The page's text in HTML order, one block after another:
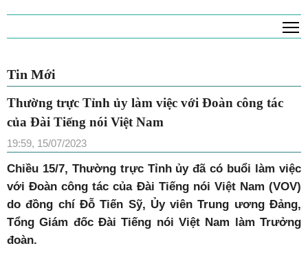
Tin Mới
Thường trực Tỉnh ủy làm việc với Đoàn công tác
của Đài Tiếng nói Việt Nam
19:59, 15/07/2023
Chiều 15/7, Thường trực Tỉnh ủy đã có buổi làm việc
với Đoàn công tác của Đài Tiếng nói Việt Nam (VOV)
do đồng chí Đỗ Tiến Sỹ, Ủy viên Trung ương Đảng,
Tổng Giám đốc Đài Tiếng nói Việt Nam làm Trưởng
đoàn.